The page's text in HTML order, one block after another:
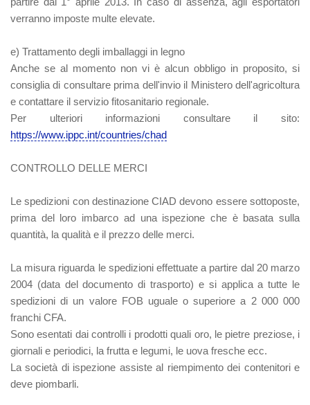
verranno imposte multe elevate.
e) Trattamento degli imballaggi in legno
Anche se al momento non vi è alcun obbligo in proposito, si
consiglia di consultare prima dell'invio il Ministero dell'agricoltura
e contattare il servizio fitosanitario regionale.
Per ulteriori informazioni consultare il sito:
https://www.ippc.int/countries/chad
CONTROLLO DELLE MERCI
Le spedizioni con destinazione CIAD devono essere sottoposte,
prima del loro imbarco ad una ispezione che è basata sulla
quantità, la qualità e il prezzo delle merci.
La misura riguarda le spedizioni effettuate a partire dal 20 marzo
2004 (data del documento di trasporto) e si applica a tutte le
spedizioni di un valore FOB uguale o superiore a 2 000 000
franchi CFA.
Sono esentati dai controlli i prodotti quali oro, le pietre preziose, i
giornali e periodici, la frutta e legumi, le uova fresche ecc.
La società di ispezione assiste al riempimento dei contenitori e
deve piombarli.